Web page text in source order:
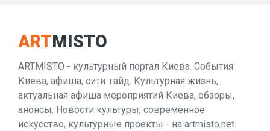
ARTMISTO
ARTMISTO - культурный портал Киева. События
Киева, афиша, сити-гайд. Культурная жизнь,
актуальная афиша мероприятий Киева, обзоры,
анонсы. Новости культуры, современное
искусство, культурные проекты - на artmisto.net.